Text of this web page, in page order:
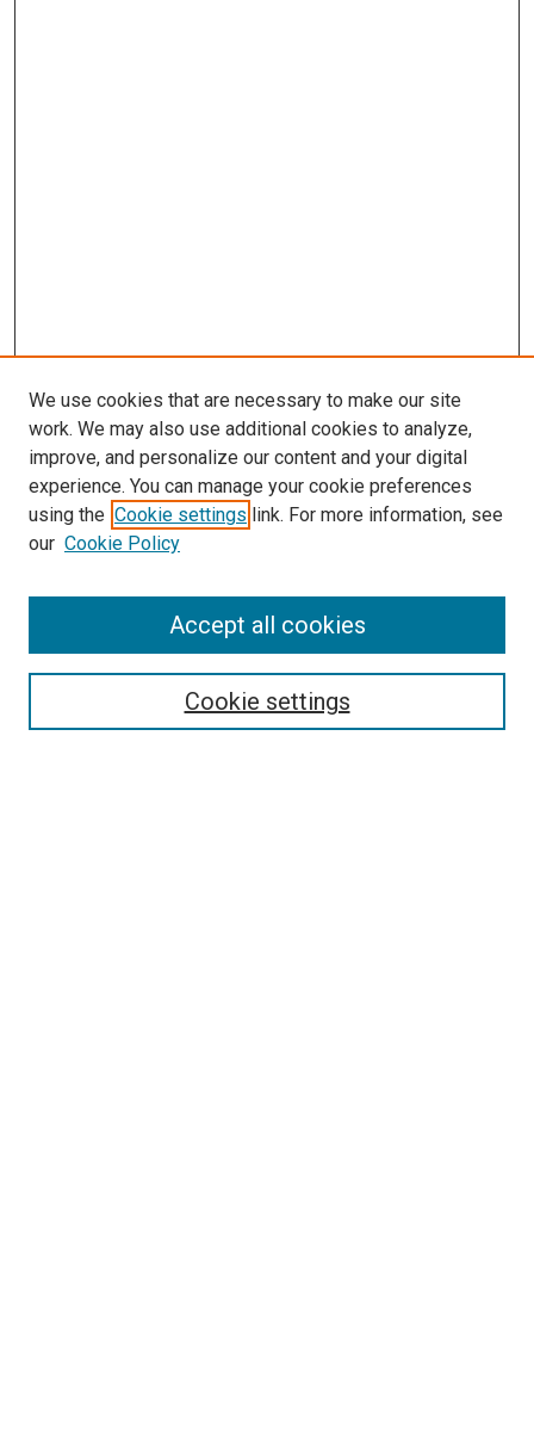
Journal Home
Policies
We use cookies that are necessary to make our site
work. We may also use additional cookies to analyze,
improve, and personalize our content and your digital
experience. You can manage your cookie preferences
using the Cookie settings link. For more information, see
our Cookie Policy
Cookie settings
Accept all cookies